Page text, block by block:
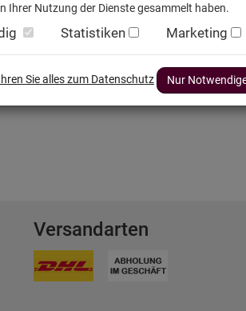
Versandarten
Ihrer Nutzung der Dienste gesammelt haben.
Statistiken Marketing
Sie alles zum Datenschutz Nur